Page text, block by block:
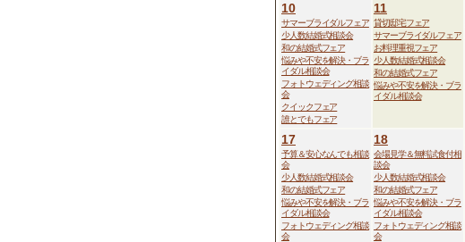
10
サマーブライダルフェア
少人数結婚式相談会
和の結婚式フェア
悩みや不安を解決・ブラ
イダル相談会
フォトウェディング相談
会
クイックフェア
誰とでもフェア
11
貸切邸宅フェア
サマーブライダルフェア
お料理重視フェア
少人数結婚式相談会
和の結婚式フェア
悩みや不安を解決・ブラ
イダル相談会
17
予算＆安心なんでも相談
会
少人数結婚式相談会
和の結婚式フェア
悩みや不安を解決・ブラ
イダル相談会
フォトウェディング相談
会
18
会場見学＆無料試食付相
談会
少人数結婚式相談会
和の結婚式フェア
悩みや不安を解決・ブラ
イダル相談会
フォトウェディング相談
会